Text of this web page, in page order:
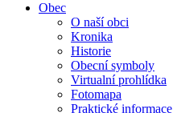
Obec
O naší obci
Kronika
Historie
Obecní symboly
Virtualní prohlídka
Fotomapa
Praktické informace